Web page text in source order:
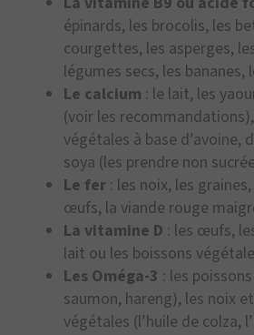
épinards, les brocolis, les
courgettes, les asperges,
légumes secs, les
Le calcium : le lait, les
(voir les
végétales à base d’avoine,
soya (les prendre non
Le fer : les noix, les
œufs, la viande rouge
La vitamine D : les œufs,
lait ou les boissons
Les Oméga-3 : les
saumon, hareng), les noix
végétales (l’huile de colza,